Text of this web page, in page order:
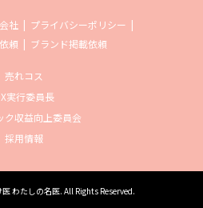
社
プライバシーポリシー
頼
ブランド掲載依頼
売れコス
実行委員長
ク収益向上委員会
採用情報
わたしの名医. All Rights Reserved.